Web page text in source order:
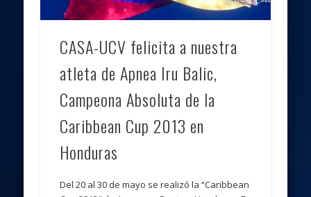
CASA-UCV felicita a nuestra
atleta de Apnea Iru Balic,
Campeona Absoluta de la
Caribbean Cup 2013 en
Honduras
Del 20 al 30 de mayo se realizó la “Caribbean